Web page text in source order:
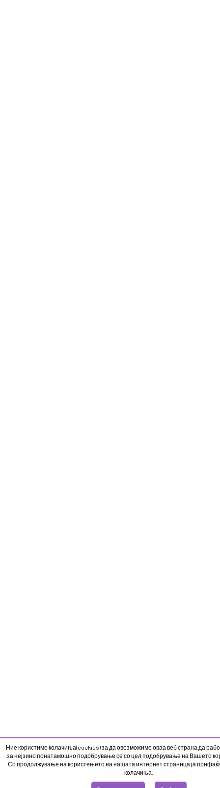
Ние користиме колачиња(cookies) за да овозможиме оваа веб страна да
за нејзино понатамошно подобрување се со цел подобрување на Вашето
Со продолжување на користењето на нашата интернет страница ја
колачиња.